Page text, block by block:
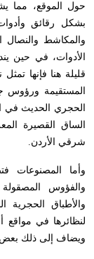
حول الموقع، مما
بشكل رقائق
والمكاشط والنصال
الأدوات، في حين
قليلة هنا فإنها
المستقيمة ورؤوس
الحجري الحديث في
الساق القصيرة
شرقي الأردن.
وأما المصنوعات
والفؤوس
والأطباق الحجرية
لنظائرها في
ويضاف إلى ذلك بعض